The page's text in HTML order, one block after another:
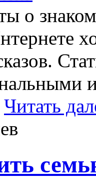
о
Читать